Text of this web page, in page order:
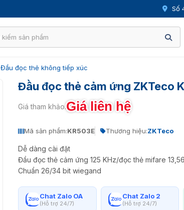
Số
Đầu đọc thẻ không tiếp xúc
Đầu đọc thẻ cảm ứng ZKTeco
Giá tham khảo:Giá liên hệ
Mã sản phẩm:KR503E Thương hiệu:ZKTeco
Dễ dàng cài đặt
Đầu đọc thẻ cảm ứng 125 KHz/đọc thẻ mifare
Chuẩn 26/34 bit wiegand
Chat Zalo OA
(Hỗ trợ 24/7)
Chat Zalo 2
(Hỗ trợ 24/7)